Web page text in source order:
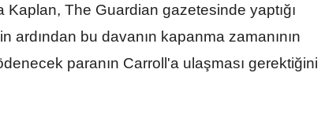
Kaplan, The Guardian gazetesinde yaptığı
ardından bu davanın kapanma zamanının
paranın Carroll'a ulaşması gerektiğini